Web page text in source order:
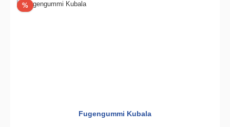
%Rabatt
Fugengummi Kubala